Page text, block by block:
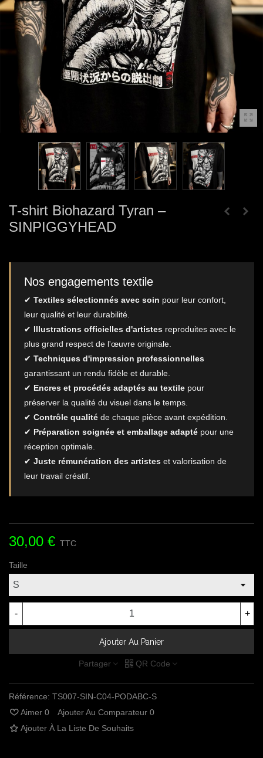
T-shirt Biohazard Tyran –
SINPIGGYHEAD
Nos engagements textile
✔ Textiles sélectionnés avec soin pour leur confort,
leur qualité et leur durabilité.
✔ Illustrations officielles d'artistes reproduites avec le
plus grand respect de l'œuvre originale.
✔ Techniques d'impression professionnelles
garantissant un rendu fidèle et durable.
✔ Encres et procédés adaptés au textile pour
préserver la qualité du visuel dans le temps.
✔ Contrôle qualité de chaque pièce avant expédition.
✔ Préparation soignée et emballage adapté pour une
réception optimale.
✔ Juste rémunération des artistes et valorisation de
leur travail créatif.
30,00 € TTC
Taille
- +
Ajouter Au Panier
Partager QR Code
Référence: TS007-SIN-C04-PODABC-S
Aimer 0 Ajouter Au Comparateur 0
Ajouter À La Liste De Souhaits